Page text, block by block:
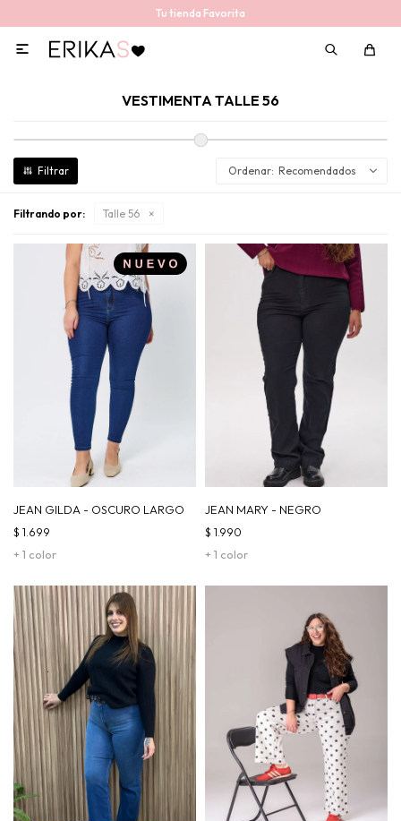
Tu tienda Favorita

VESTIMENTA TALLE 56
Recomendados
Filtrando por: Talle 56
JEAN GILDA - OSCURO LARGO
+ 1 color
$ 1.699
JEAN MARY - NEGRO
+ 1 color
$ 1.990